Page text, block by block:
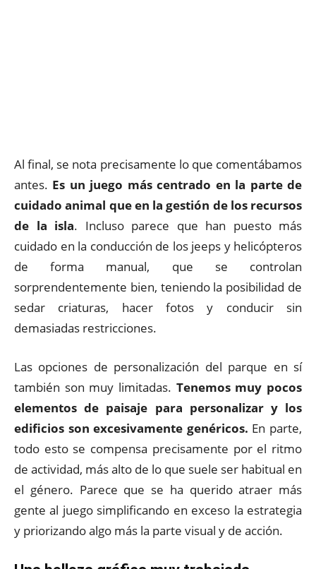
Al final, se nota precisamente lo que comentábamos
antes. Es un juego más centrado en la parte de
cuidado animal que en la gestión de los recursos
de la isla. Incluso parece que han puesto más
cuidado en la conducción de los jeeps y helicópteros
de forma manual, que se controlan
sorprendentemente bien, teniendo la posibilidad de
sedar criaturas, hacer fotos y conducir sin
demasiadas restricciones.
Las opciones de personalización del parque en sí
también son muy limitadas. Tenemos muy pocos
elementos de paisaje para personalizar y los
edificios son excesivamente genéricos. En parte,
todo esto se compensa precisamente por el ritmo
de actividad, más alto de lo que suele ser habitual en
el género. Parece que se ha querido atraer más
gente al juego simplificando en exceso la estrategia
y priorizando algo más la parte visual y de acción.